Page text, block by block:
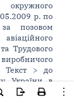
окружного
р. по
позовом
Трудового
Текст > до
України в
< Текст > <